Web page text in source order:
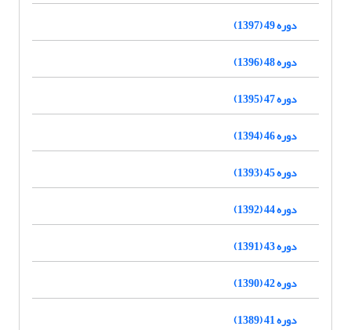
دوره 49 (1397)
دوره 48 (1396)
دوره 47 (1395)
دوره 46 (1394)
دوره 45 (1393)
دوره 44 (1392)
دوره 43 (1391)
دوره 42 (1390)
دوره 41 (1389)